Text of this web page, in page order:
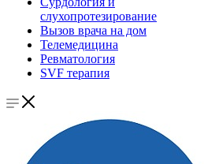
слухопротезирование
Вызов врача на дом
Телемедицина
Ревматология
SVF терапия